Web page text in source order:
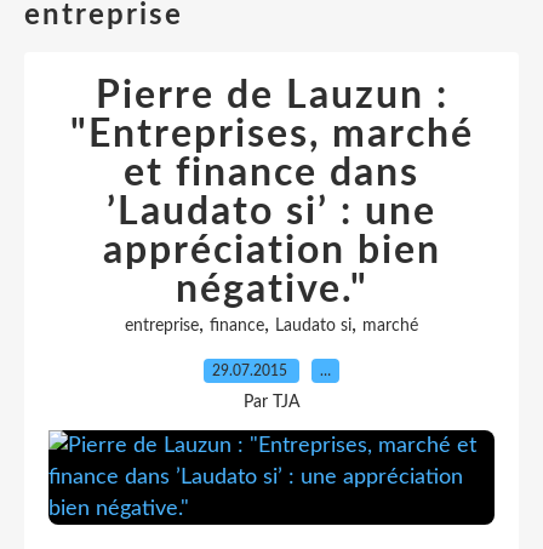
entreprise
Pierre de Lauzun :
"Entreprises, marché
et finance dans
’Laudato si’ : une
appréciation bien
négative."
entreprise, finance, Laudato si, marché
29.07.2015 …
Par TJA